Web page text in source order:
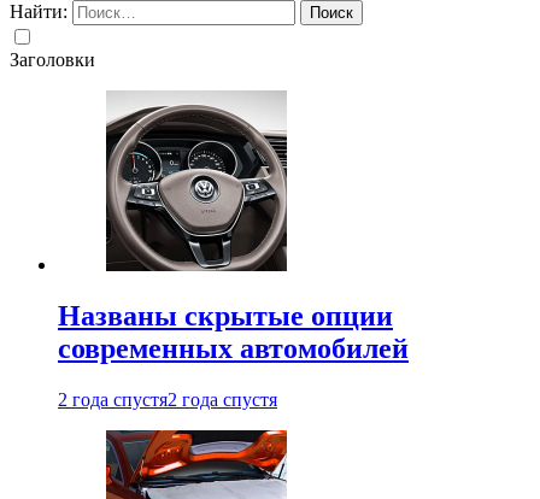
Найти:
Заголовки
Названы скрытые опции
современных автомобилей
2 года спустя2 года спустя